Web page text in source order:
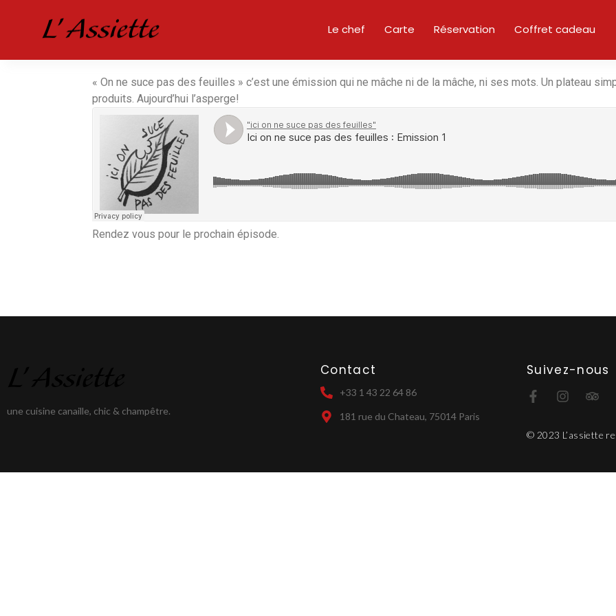
Le chef Carte Réservation Coffret cadeau
« On ne suce pas des feuilles » c’est une émission qui ne mâche ni de la mâche, ni ses mots. Un plateau
produits. Aujourd’hui l’asperge!
Rendez vous pour le prochain épisode.
une cuisine canaille, chic & champêtre.
Contact
+33 1 43 22 64 86
181 rue du Chateau, 75014 Paris
Suivez-nous
© 2023 L’assiette